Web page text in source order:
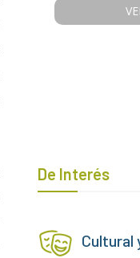
De Interés
Cultural